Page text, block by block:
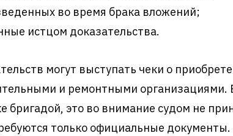
во время брака вложений;
истцом доказательства.
могут выступать чеки о
и ремонтными организациями.
бригадой, это во внимание судом не
только официальные документы.